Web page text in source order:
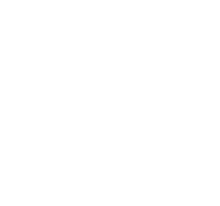
поднятию